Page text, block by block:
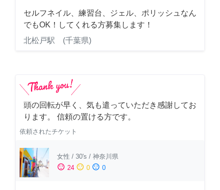
セルフネイル、練習台、ジェル、ポリッシュなん
でもOK！してくれる方募集します！
北松戸駅 (千葉県)
頭の回転が早く、気も遣っていただき感謝してお
ります。 信頼の置ける方です。
依頼されたチケット
女性 / 30's / 神奈川県
sentiment_satisfied 24 sentiment_neutral 0 sentiment_dissatisfied 0